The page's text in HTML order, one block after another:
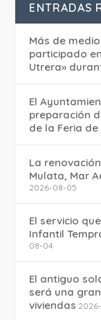
ENTRADAS
Más de
participado
Utrera»
El
preparación
de la Feria
La
Mulata, Mar
2026-08-05
El servicio
Infantil
08-04
El antiguo
será una
viviendas